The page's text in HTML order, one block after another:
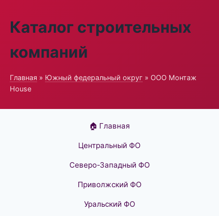
Каталог строительных
компаний
Главная » Южный федеральный округ » ООО Монтаж
House
🏠 Главная
Центральный ФО
Северо-Западный ФО
Приволжский ФО
Уральский ФО